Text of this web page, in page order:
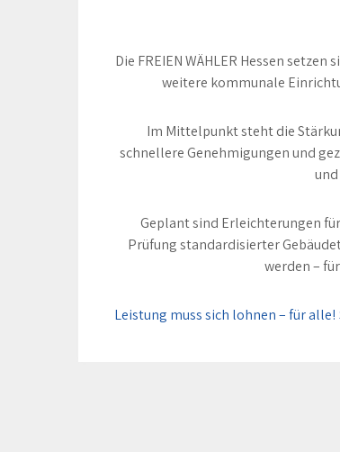
Die FREIEN WÄHLER Hessen
weitere kommunale
Im Mittelpunkt steht die
schnellere Genehmigungen und
Geplant sind Erleichterungen
Prüfung standardisierter
werden –
Leistung muss sich lohnen – für alle!